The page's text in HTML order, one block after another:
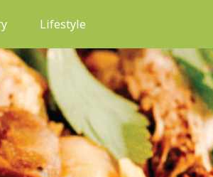
Lifestyle